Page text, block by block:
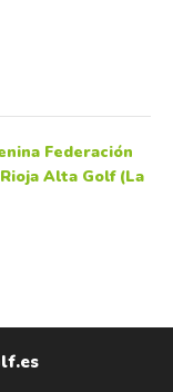
Federación
Alta Golf (La